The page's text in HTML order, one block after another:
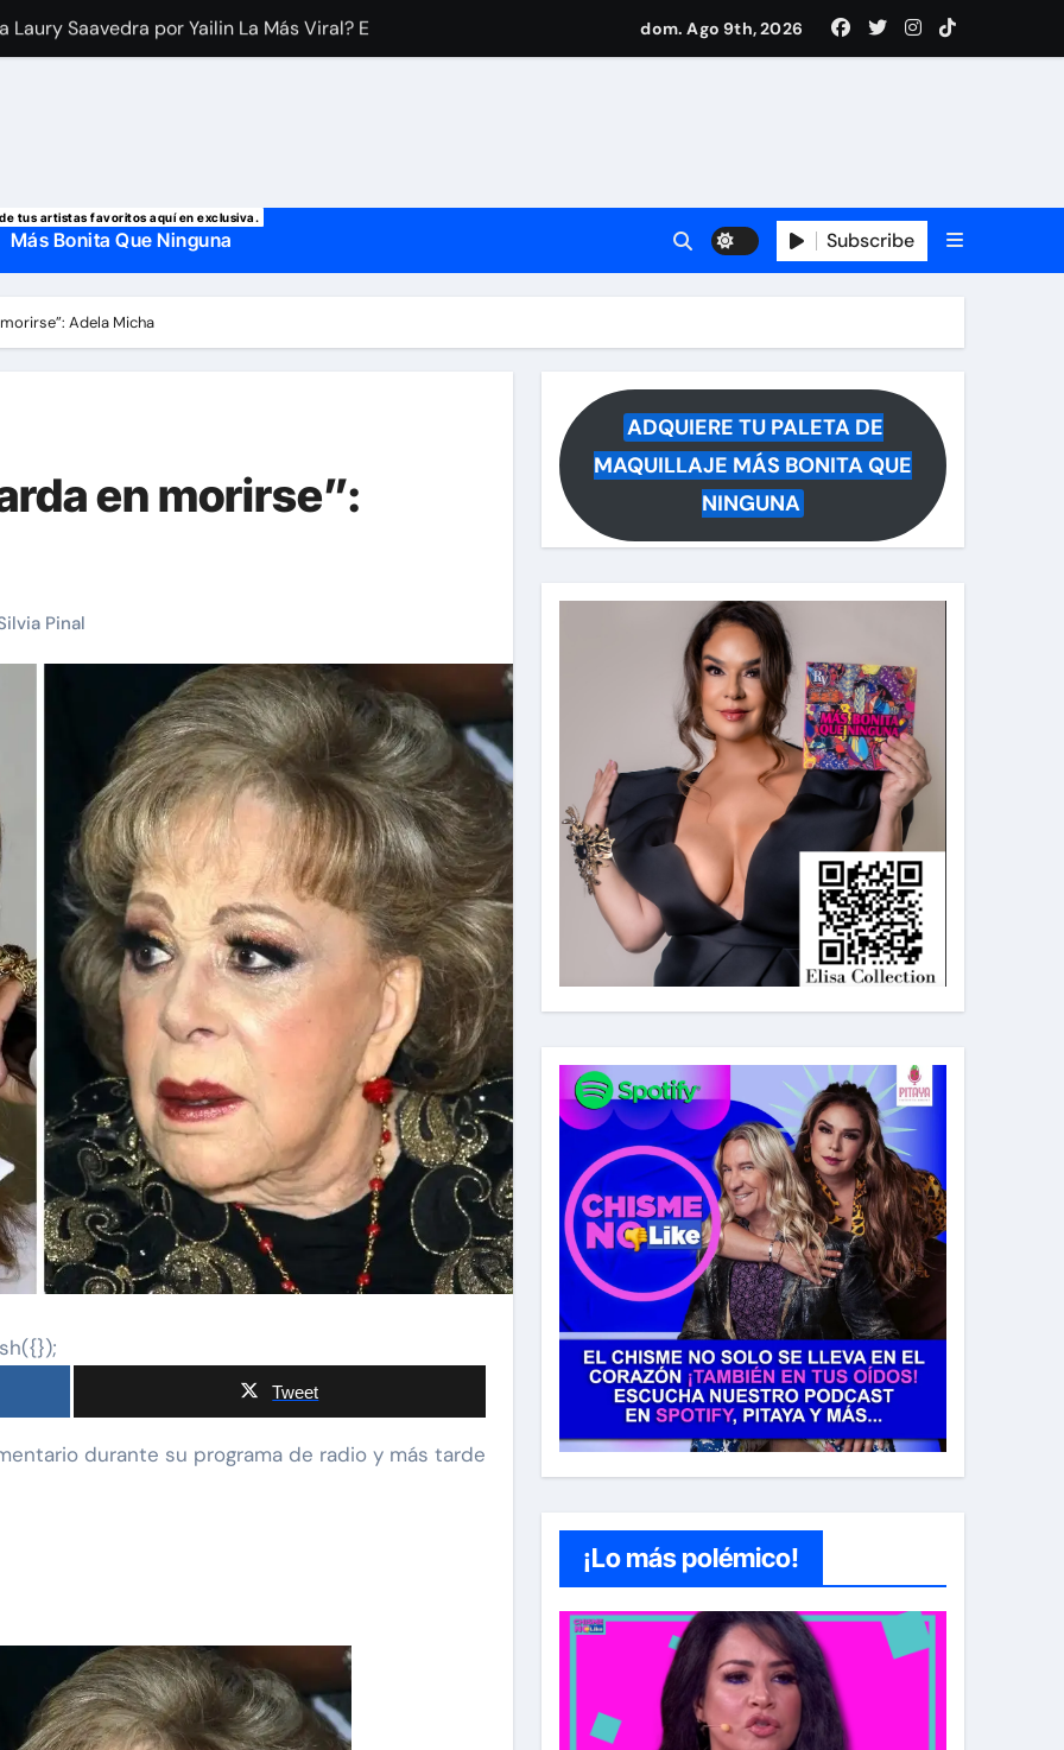
Laury Saavedra por Yailin La Más Viral? El cantante reaparece tras rumores
la muerte de su primer esposo y su actual marido reacciona a la noticia
dom. Ago 9th, 2026
tus artistas favoritos aquí en exclusiva.
Más Bonita Que Ninguna Subscribe
Adela Micha
en morirse”:
Pinal
Tweet
ADQUIERE TU PALETA DE
MAQUILLAJE MÁS BONITA QUE
NINGUNA
¡Lo más polémico!